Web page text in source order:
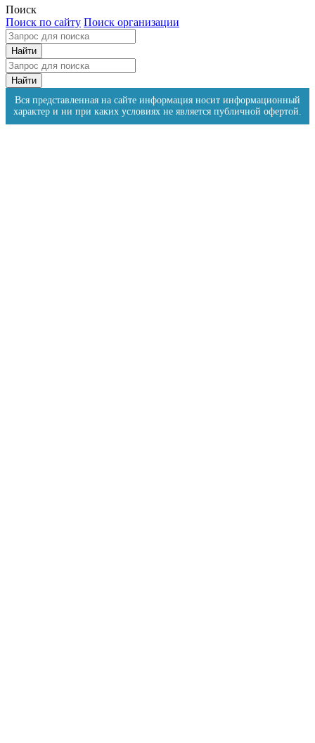
Поиск
Поиск по сайту Поиск организации
Вся представленная на сайте информация носит информационный
характер и ни при каких условиях не является публичной офертой.